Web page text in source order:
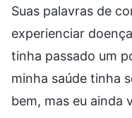
Suas palavras de
experienciar
tinha passado um
minha saúde tinha
bem, mas eu ainda